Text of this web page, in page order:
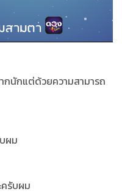
กนักแต่ด้วยความสามารถ
ผม
ครับผม